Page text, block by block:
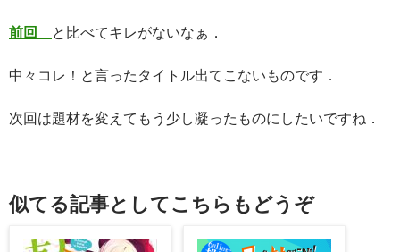
前回 と比べてキレがないなぁ．
中々コレ！と言ったタイトル出てこないものです．
次回は題材を変えてもう少し凝ったものにしたいですね．
似てる記事としてこちらもどうぞ